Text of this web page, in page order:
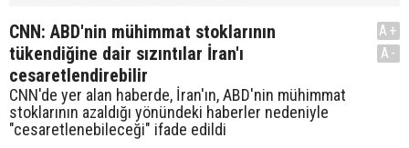
CNN: ABD'nin mühimmat stoklarının
tükendiğine dair sızıntılar İran'ı
cesaretlendirebilir
CNN'de yer alan haberde, İran'ın, ABD'nin mühimmat
stoklarının azaldığı yönündeki haberler nedeniyle
"cesaretlenebileceği" ifade edildi
A+
A-